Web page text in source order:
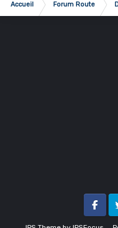
Accueil Forum Route
Facebook